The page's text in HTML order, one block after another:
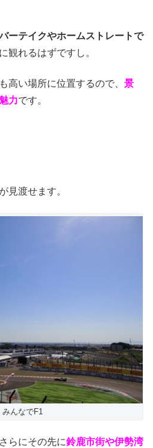
ーテイクやホームストレートで
観れるはずですし。
高い場所に位置するので、 景
力です。
見渡せます。
んなでF1
らにその先に鈴鹿市街や伊勢湾